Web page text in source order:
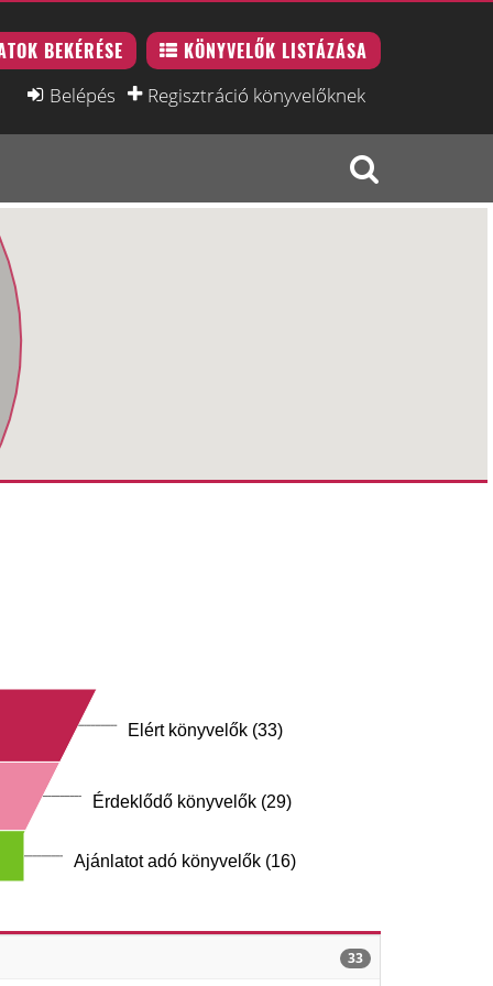
BEKÉRÉSE KÖNYVELŐK LISTÁZÁSA
Belépés Regisztráció könyvelőknek
Elért könyvelők (33)
Érdeklődő könyvelők (29)
Ajánlatot adó könyvelők (16)
33